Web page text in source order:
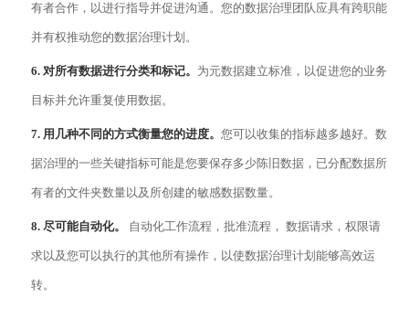
有者合作，以进行指导并促进沟通。您的数据治理团队应具有跨职能
并有权推动您的数据治理计划。
6.对所有数据进行分类和标记。 为元数据建立标准，以促进您的业务
目标并允许重复使用数据。
7. 用几种不同的方式衡量您的进度。您可以收集的指标越多越好。数
据治理的一些关键指标可能是您要保存多少陈旧数据，已分配数据所
有者的文件夹数量以及所创建的敏感数据数量。
8.尽可能自动化。 自动化工作流程，批准流程， 数据请求，权限请
求以及您可以执行的其他所有操作，以使数据治理计划能够高效运
转。